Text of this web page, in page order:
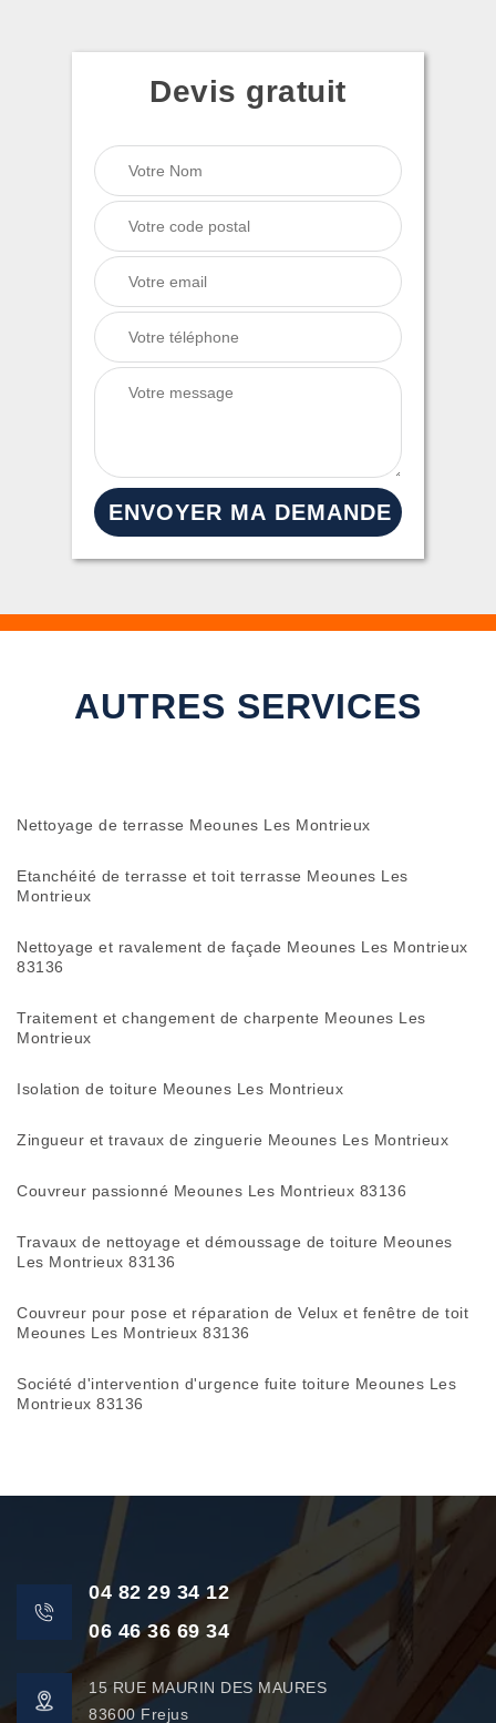
Devis gratuit
AUTRES SERVICES
Nettoyage de terrasse Meounes Les Montrieux
Etanchéité de terrasse et toit terrasse Meounes Les
Montrieux
Nettoyage et ravalement de façade Meounes Les Montrieux
83136
Traitement et changement de charpente Meounes Les
Montrieux
Isolation de toiture Meounes Les Montrieux
Zingueur et travaux de zinguerie Meounes Les Montrieux
Couvreur passionné Meounes Les Montrieux 83136
Travaux de nettoyage et démoussage de toiture Meounes
Les Montrieux 83136
Couvreur pour pose et réparation de Velux et fenêtre de toit
Meounes Les Montrieux 83136
Société d'intervention d'urgence fuite toiture Meounes Les
Montrieux 83136
04 82 29 34 12
06 46 36 69 34
15 RUE MAURIN DES MAURES
83600 Frejus